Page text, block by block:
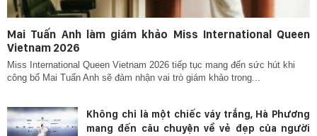
Mai Tuấn Anh làm giám khảo Miss International Queen
Vietnam 2026
Miss International Queen Vietnam 2026 tiếp tục mang đến sức hút khi
công bố Mai Tuấn Anh sẽ đảm nhận vai trò giám khảo trong...
Không chỉ là một chiếc váy trắng, Hà Phương
mang đến câu chuyện về vẻ đẹp của người